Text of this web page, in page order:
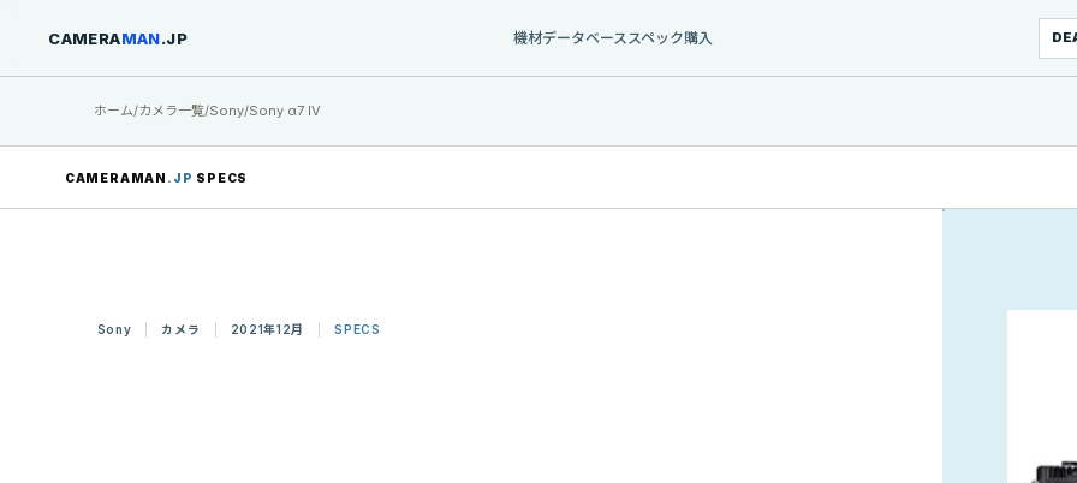
CAMERAMAN.JP 機材データベーススペック購入
ホーム/カメラ一覧/Sony/Sony α7 IV
CAMERAMAN .JP SPECS
Sony カメラ 2021年12月 SPECS